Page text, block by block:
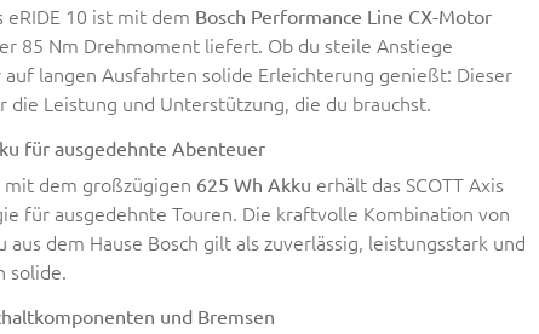
eRIDE 10 ist mit dem Bosch Performance Line CX-Motor
85 Nm Drehmoment liefert. Ob du steile Anstiege
langen Ausfahrten solide Erleichterung genießt: Dieser
Leistung und Unterstützung, die du brauchst.
für ausgedehnte Abenteuer
dem großzügigen 625 Wh Akku erhält das SCOTT Axis
für ausgedehnte Touren. Die kraftvolle Kombination von
aus dem Hause Bosch gilt als zuverlässig, leistungsstark und
solide.
und Bremsen